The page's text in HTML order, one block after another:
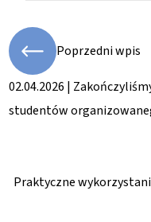
Poprzedni wpis
02.04.2026 |
studentów
Praktyczne